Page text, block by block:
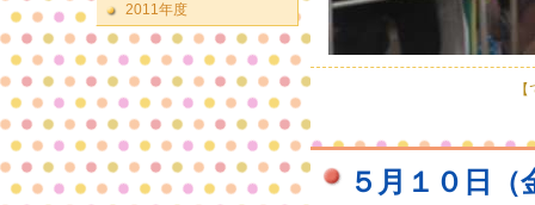
2011年度
５月１０日（